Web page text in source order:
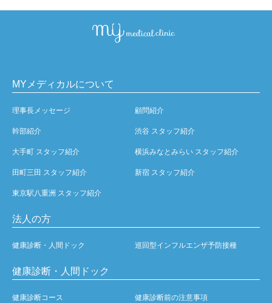
MYメディカルについて
理事長メッセージ 顧問紹介
幹部紹介 渋谷 スタッフ紹介
大手町 スタッフ紹介 横浜みなとみらい スタッフ紹介
田町三田 スタッフ紹介 新宿 スタッフ紹介
東京駅八重洲 スタッフ紹介
法人の方
健康診断・人間ドック 巡回型インフルエンザ予防接種
健康診断・人間ドック
健康診断コース 健康診断前の注意事項